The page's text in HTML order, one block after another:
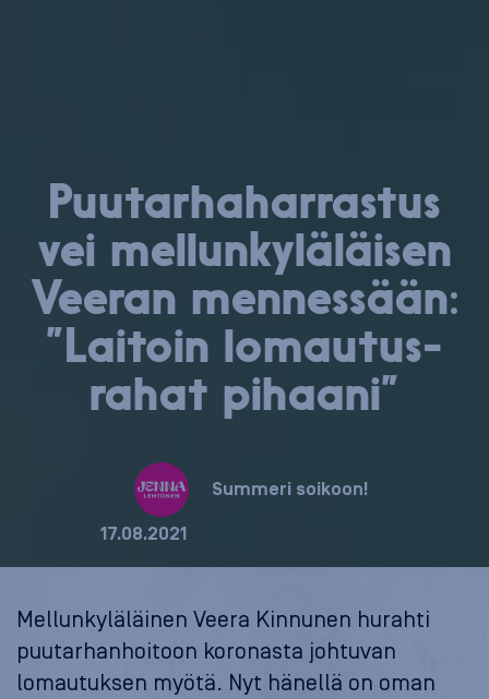
Puu­tar­ha­har­ras­tus
vei mel­lun­ky­lä­läi­sen
Veeran men­nes­sään:
”Laitoin lo­mau­tus­
ra­hat pihaani”
Summeri soikoon!
17.08.2021
Mellunkyläläinen Veera Kinnunen hurahti
puutarhanhoitoon koronasta johtuvan
lomautuksen myötä. Nyt hänellä on oman